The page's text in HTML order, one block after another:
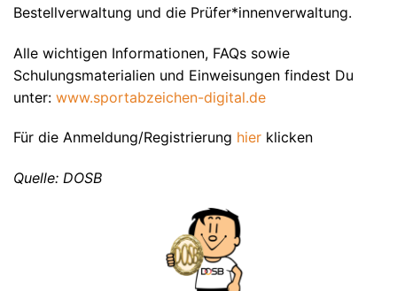
Bestellverwaltung und die Prüfer*innenverwaltung.
Alle wichtigen Informationen, FAQs sowie
Schulungsmaterialien und Einweisungen findest Du
unter: www.sportabzeichen-digital.de
Für die Anmeldung/Registrierung hier klicken
Quelle: DOSB